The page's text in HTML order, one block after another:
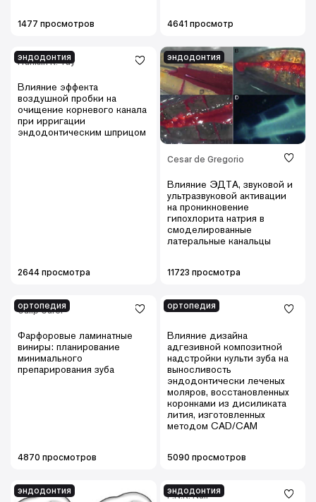
1477 просмотров 4641 просмотр
эндодонтия
Franklin R. Tay
Влияние эффекта
воздушной пробки на
очищение корневого канала
при ирригации
эндодонтическим шприцом
2644 просмотра
эндодонтия
Cesar de Gregorio
Влияние ЭДТА, звуковой и
ультразвуковой активации
на проникновение
гипохлорита натрия в
смоделированные
латеральные канальцы
11723 просмотра
ортопедия
Galip Gurel
Фарфоровые ламинатные
виниры: планирование
минимального
препарирования зуба
4870 просмотров
ортопедия
Влияние дизайна
адгезивной композитной
надстройки культи зуба на
выносливость
эндодонтически леченых
моляров, восстановленных
коронками из дисиликата
лития, изготовленных
методом CAD/CAM
5090 просмотров
эндодонтия эндодонтия
P.N.R. Nair